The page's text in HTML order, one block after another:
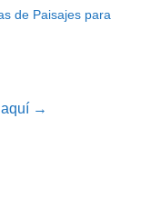
de Paisajes para
aquí →